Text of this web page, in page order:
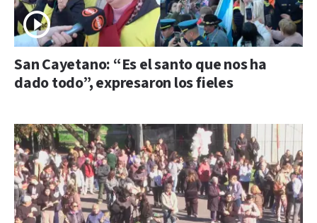
San Cayetano: “Es el santo que nos ha
dado todo”, expresaron los fieles